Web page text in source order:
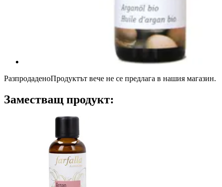
РазпродаденоПродуктът вече не се предлага в нашия магазин.
Заместващ продукт: